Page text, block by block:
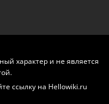
характер и не является
ссылку на Hellowiki.ru